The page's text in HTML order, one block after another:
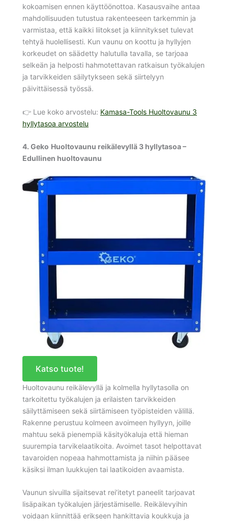
kokoamisen ennen käyttöönottoa. Kasausvaihe antaa
mahdollisuuden tutustua rakenteeseen tarkemmin ja
varmistaa, että kaikki liitokset ja kiinnitykset tulevat
tehtyä huolellisesti. Kun vaunu on koottu ja hyllyjen
korkeudet on säädetty halutulla tavalla, se tarjoaa
selkeän ja helposti hahmotettavan ratkaisun työkalujen
ja tarvikkeiden säilytykseen sekä siirtelyyn
päivittäisessä työssä.
👉 Lue koko arvostelu: Kamasa-Tools Huoltovaunu 3
hyllytasoa arvostelu
4. Geko Huoltovaunu reikälevyllä 3 hyllytasoa –
Edullinen huoltovaunu
Katso tuote!
Huoltovaunu reikälevyllä ja kolmella hyllytasolla on
tarkoitettu työkalujen ja erilaisten tarvikkeiden
säilyttämiseen sekä siirtämiseen työpisteiden välillä.
Rakenne perustuu kolmeen avoimeen hyllyyn, joille
mahtuu sekä pienempiä käsityökaluja että hieman
suurempia tarvikelaatikoita. Avoimet tasot helpottavat
tavaroiden nopeaa hahmottamista ja niihin pääsee
käsiksi ilman luukkujen tai laatikoiden avaamista.
Vaunun sivuilla sijaitsevat rei’itetyt paneelit tarjoavat
lisäpaikan työkalujen järjestämiselle. Reikälevyihin
voidaan kiinnittää erikseen hankittavia koukkuja ja